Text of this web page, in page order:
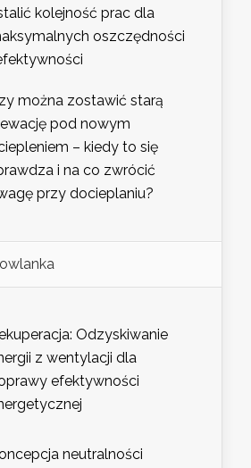
kolejność prac dla
oszczędności
można zostawić starą
pod nowym
– kiedy to się
i na co zwrócić
przy docieplaniu?
Odzyskiwanie
z wentylacji dla
efektywności
neutralności